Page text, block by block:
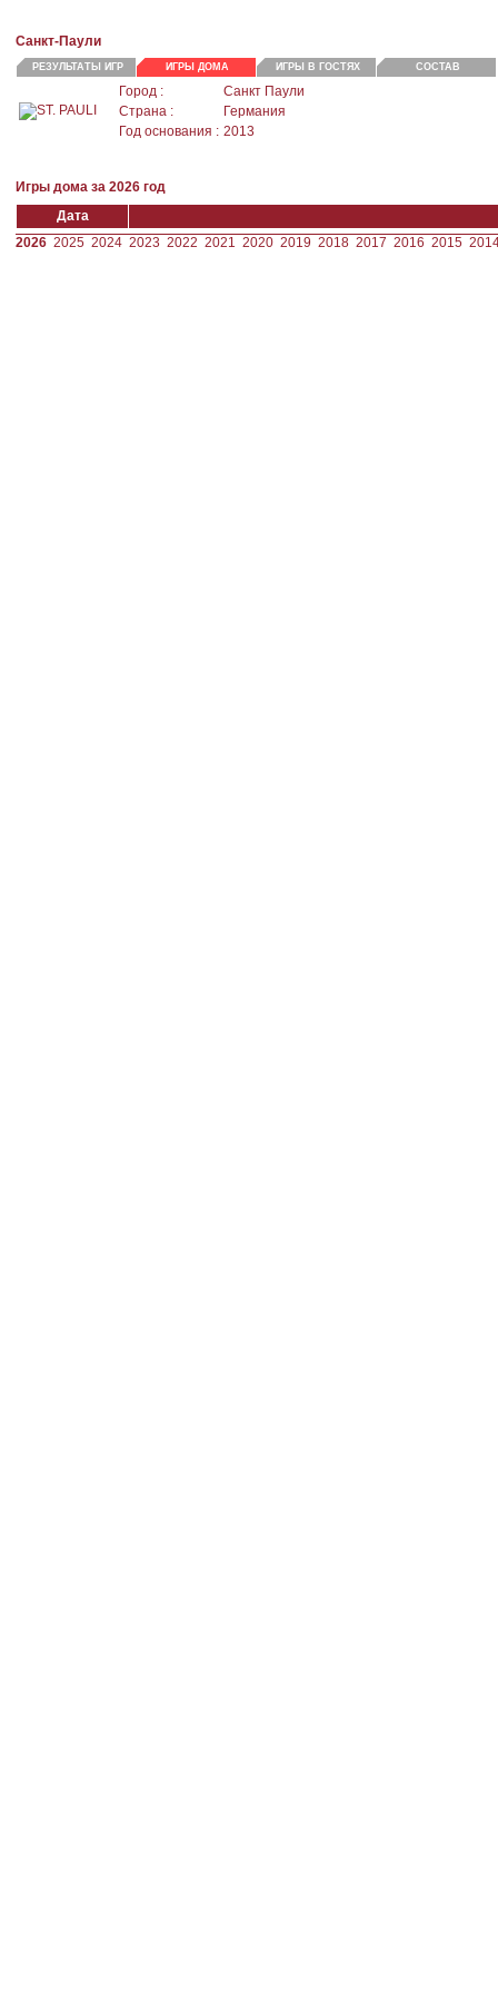
Санкт-Паули
РЕЗУЛЬТАТЫ ИГР ИГРЫ ДОМА ИГРЫ В ГОСТЯХ СОСТАВ
Город :
Санкт Паули
Страна :
Германия
Год основания : 2013
Игры дома за 2026 год
Дата
2026 2025 2024 2023 2022 2021 2020 2019 2018 2017 2016 2015